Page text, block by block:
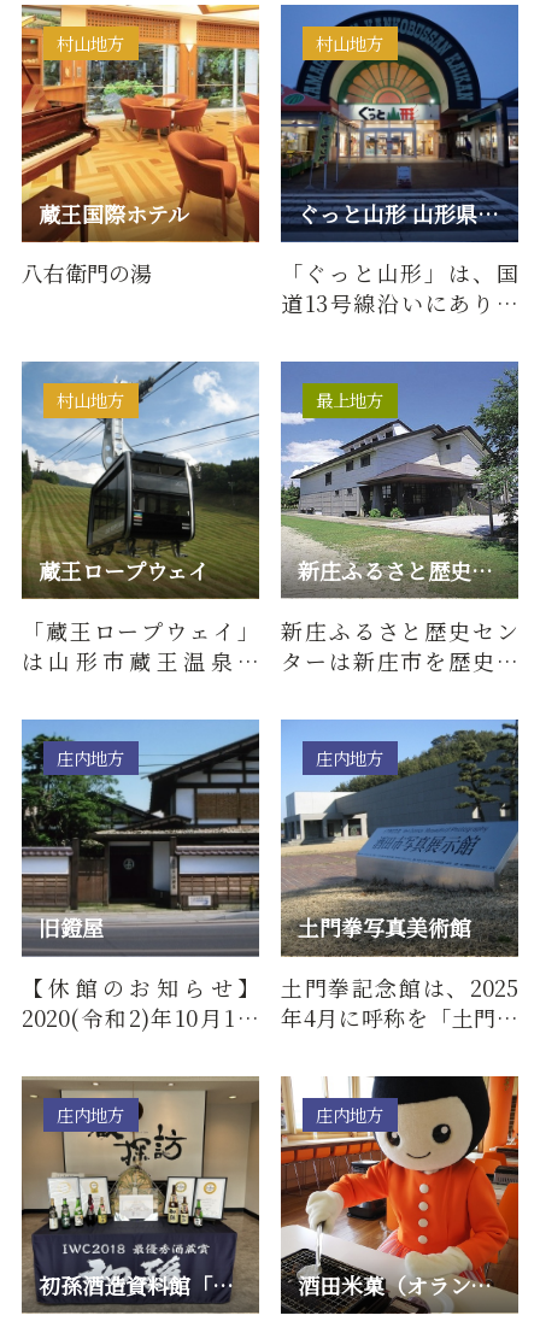
の中を…
ストラ…
蔵王国際ホテル
村山地方
八右衛門の湯
ぐっと山形 山形県観光物産会館
村山地方
「ぐっと山形」は、国
道13号線沿いにあり、
上山ICからも近く、お
車での山…
蔵王ロープウェイ
村山地方
「蔵王ロープウェイ」
は山形市蔵王温泉の
氷高原駅」・「地蔵山
頂駅」を結…
新庄ふるさと歴史センター
最上地方
新庄ふるさと歴史セン
ターは新庄市を歴史、
紹介する拠点施設。新
庄まつり…
旧鐙屋
庄内地方
【休館のお知らせ】
2020(令和2)年10月1日
ため休館となります。耐
震化と…
土門拳写真美術館
庄内地方
土門拳記念館は、2025
年4月に呼称を「土門拳
たしました。土門拳写
真美術…
初孫酒造資料館「蔵探訪館」
庄内地方
酒田米菓（オランダせんべいFACTORY）
庄内地方